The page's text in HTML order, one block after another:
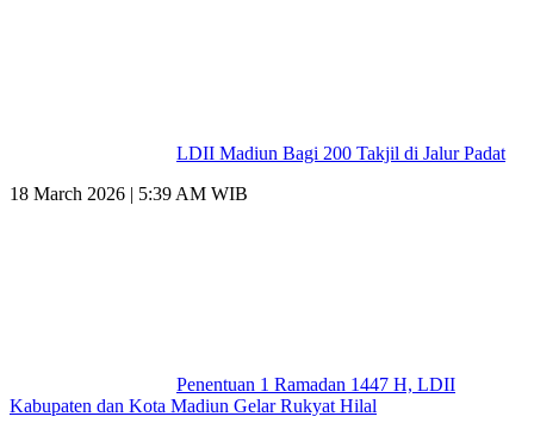
LDII Madiun Bagi 200 Takjil di Jalur Padat
18 March 2026 | 5:39 AM WIB
Penentuan 1 Ramadan 1447 H, LDII
Kabupaten dan Kota Madiun Gelar Rukyat Hilal